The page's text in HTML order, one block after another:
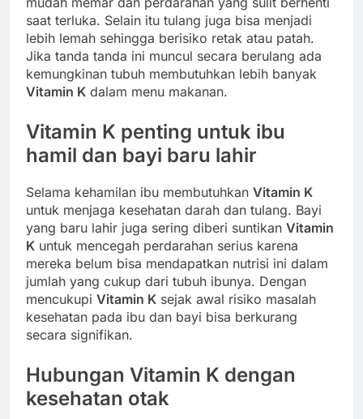
saat terluka. Selain itu tulang juga bisa menjadi
lebih lemah sehingga berisiko retak atau patah.
Jika tanda tanda ini muncul secara berulang ada
kemungkinan tubuh membutuhkan lebih banyak
Vitamin K dalam menu makanan.
Vitamin K penting untuk ibu
hamil dan bayi baru lahir
Selama kehamilan ibu membutuhkan Vitamin K
untuk menjaga kesehatan darah dan tulang. Bayi
yang baru lahir juga sering diberi suntikan Vitamin
K untuk mencegah perdarahan serius karena
mereka belum bisa mendapatkan nutrisi ini dalam
jumlah yang cukup dari tubuh ibunya. Dengan
mencukupi Vitamin K sejak awal risiko masalah
kesehatan pada ibu dan bayi bisa berkurang
secara signifikan.
Hubungan Vitamin K dengan
kesehatan otak